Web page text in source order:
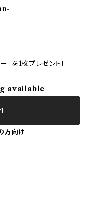
」を1枚プレゼント！
available
方向け